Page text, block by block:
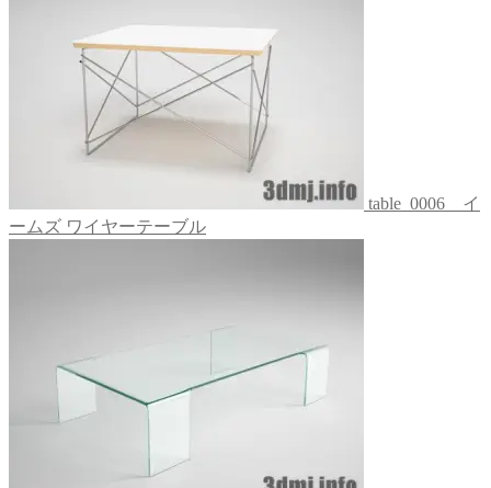
table_0006 イ
ームズ ワイヤーテーブル